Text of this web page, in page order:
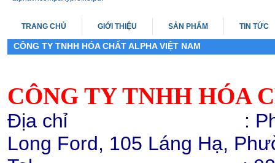
Melamine 99.8%, Yulong
Chi tiết
TRANG CHỦ GIỚI THIỆU SẢN PHẨM TIN TỨC
CÔNG TY TNHH HÓA CHẤT ALPHA VIỆT NAM
CÔNG TY TNHH HÓA
Địa chỉ : Phòng 503,
Long Ford, 105 Láng Hạ,